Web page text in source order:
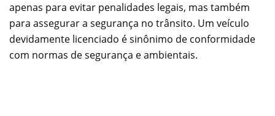
apenas para evitar penalidades legais, mas também
para assegurar a segurança no trânsito. Um veículo
devidamente licenciado é sinônimo de conformidade
com normas de segurança e ambientais.